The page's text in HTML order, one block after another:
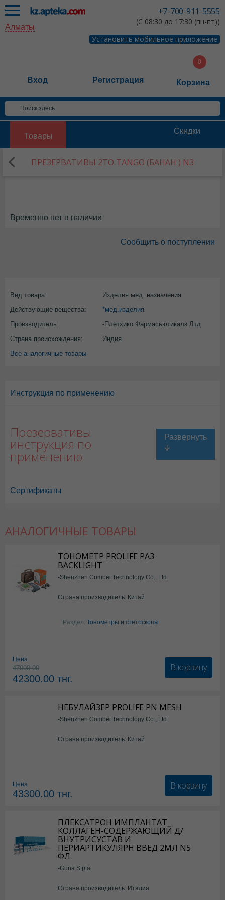
+7-700-911-5555
(С 08:30 до 17:30 (пн-пт))
Установить мобильное приложение
Алматы
Вход Регистрация Корзина
Товары
Скидки
ПРЕЗЕРВАТИВЫ 2TO TANGO (БАНАН ) N3
Временно нет в наличии
Сообщить о поступлении
Вид товара:
Изделия мед. назначения
Действующие вещества:
*мед.изделия
Производитель:
-Плетхико Фармасьютикалз Лтд
Страна происхождения:
Индия
Все аналогичные товары
Инструкция по применению
Презервативы
инструкция по
применению
Сертификаты
АНАЛОГИЧНЫЕ ТОВАРЫ
ТОНОМЕТР PROLIFE PA3
BACKLIGHT
-Shenzhen Combei Technology Co., Ltd
Страна производитель: Китай
Раздел: Тонометры и стетоскопы
Цена
47000.00
42300.00 тнг.
В корзину
НЕБУЛАЙЗЕР PROLIFE PN MESH
-Shenzhen Combei Technology Co., Ltd
Страна производитель: Китай
Цена
43300.00 тнг.
В корзину
ПЛЕКСАТРОН ИМПЛАНТАТ
КОЛЛАГЕН-СОДЕРЖАЮЩИЙ Д/
ВНУТРИСУСТАВ И
ПЕРИАРТИКУЛЯРН ВВЕД 2МЛ N5
ФЛ
-Guna S.p.a.
Страна производитель: Италия